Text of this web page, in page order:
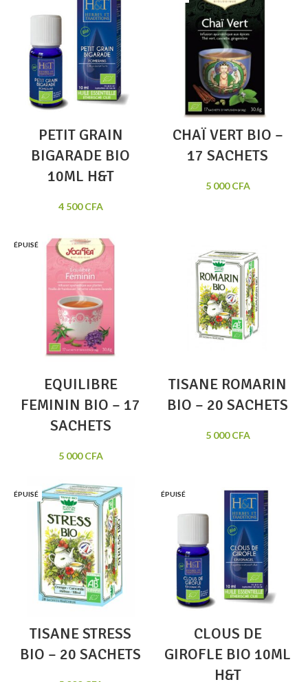
PETIT GRAIN
BIGARADE BIO
10ML H&T
4 500CFA
CHAÏ VERT BIO –
17 SACHETS
5 000CFA
ÉPUISÉ
EQUILIBRE
FEMININ BIO – 17
SACHETS
5 000CFA
TISANE ROMARIN
BIO – 20 SACHETS
5 000CFA
ÉPUISÉ
TISANE STRESS
BIO – 20 SACHETS
ÉPUISÉ
CLOUS DE
GIROFLE BIO 10ML
H&T